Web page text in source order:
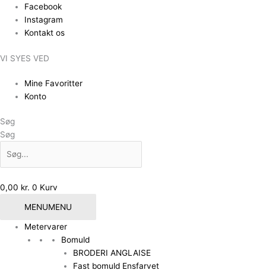
indholdet
Facebook
Instagram
Kontakt os
VI SYES VED
Mine Favoritter
Konto
Søg
Søg
0,00 kr. 0 Kurv
MENUMENU
Metervarer
Bomuld
BRODERI ANGLAISE
Fast bomuld Ensfarvet